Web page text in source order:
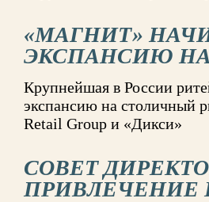
«МАГНИТ»
ЭКСПАНСИЮ
Крупнейшая в России
экспансию на столичный
Retail Group и «Дикси»
СОВЕТ
ПРИВЛЕЧЕНИЕ